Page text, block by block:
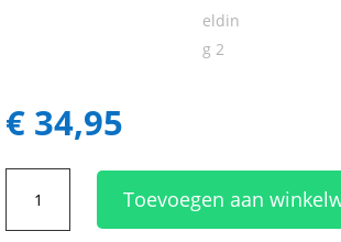
€ 34,95
the
Toevoegen aan